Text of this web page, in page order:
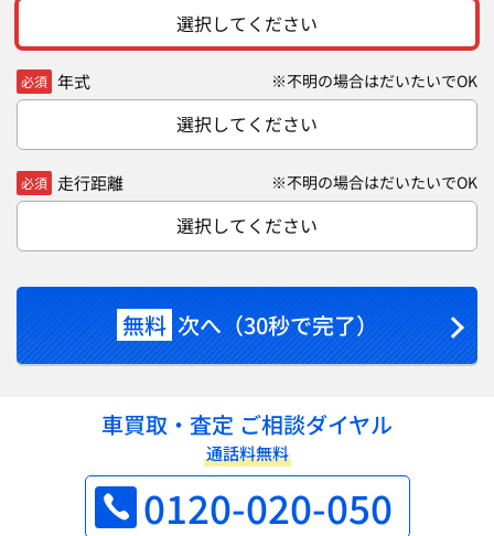
選択してください
必須 年式 ※不明の場合はだいたいでOK
選択してください
必須 走行距離 ※不明の場合はだいたいでOK
選択してください
無料 次へ（30秒で完了）
車買取・査定 ご相談ダイヤル
通話料無料
0120-020-050